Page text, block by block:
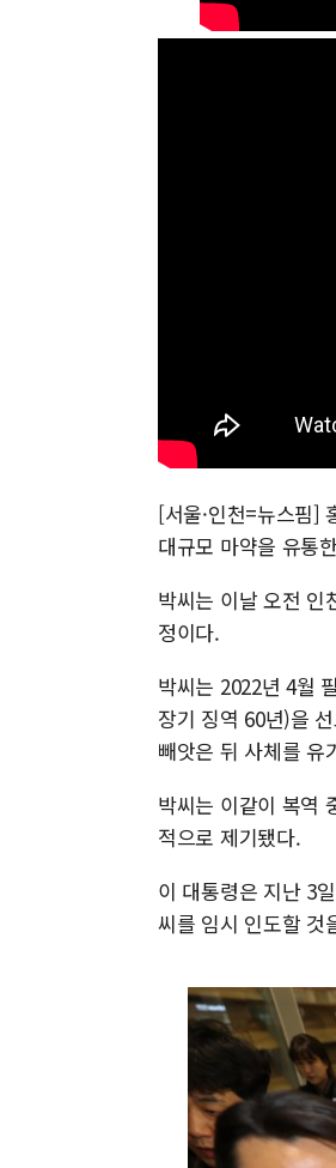
[서울·인천=뉴스핌]
대규모 마약을 유통
박씨는 이날 오전 인
정이다.
박씨는 2022년 4월
장기 징역 60년)을
빼앗은 뒤 사체를 유
박씨는 이같이 복역
적으로 제기됐다.
이 대통령은 지난 3
씨를 임시 인도할 것